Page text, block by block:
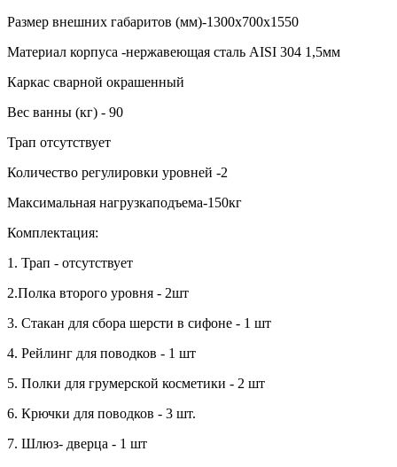
Размер внешних габаритов (мм)-1300х700х1550
Материал корпуса -нержавеющая сталь AISI 304 1,5мм
Каркас сварной окрашенный
Вес ванны (кг) - 90
Трап отсутствует
Количество регулировки уровней -2
Максимальная нагрузкаподъема-150кг
Комплектация:
1. Трап - отсутствует
2.Полка второго уровня - 2шт
3. Стакан для сбора шерсти в сифоне - 1 шт
4. Рейлинг для поводков - 1 шт
5. Полки для грумерской косметики - 2 шт
6. Крючки для поводков - 3 шт.
7. Шлюз- дверца - 1 шт